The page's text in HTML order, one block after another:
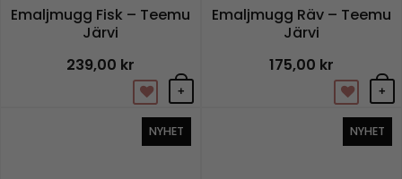
Emaljmugg Fisk – Teemu
Järvi
239,00 kr
+
Emaljmugg Räv – Teemu
Järvi
175,00 kr
+
NYHET NYHET